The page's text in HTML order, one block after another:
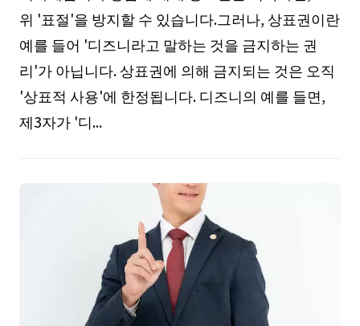
위 '표절'을 방지할 수 있습니다.그러나, 상표권이란
예를 들어 '디즈니라고 말하는 것을 금지하는 권
리'가 아닙니다. 상표권에 의해 금지되는 것은 오직
'상표적 사용'에 한정됩니다. 디즈니의 예를 들면,
제3자가 '디...